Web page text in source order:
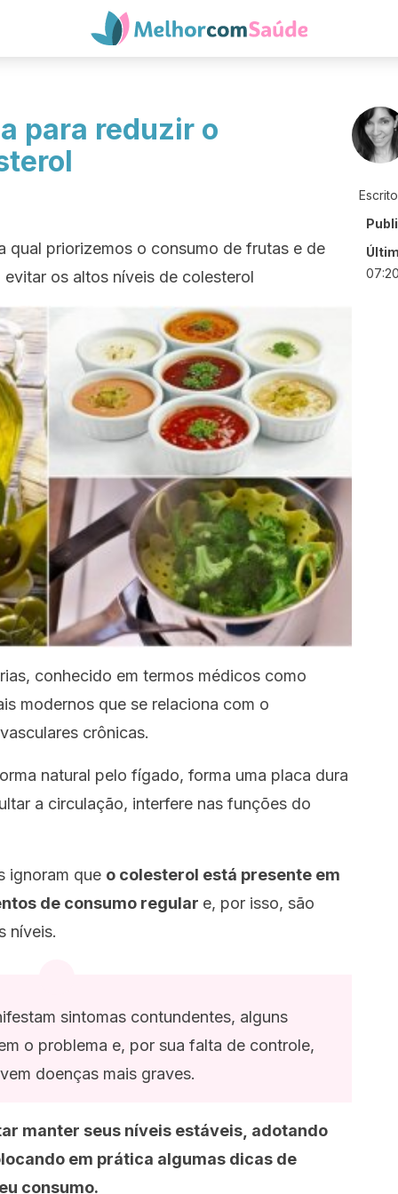
para reduzir o
qual priorizemos o consumo de frutas e de
os altos níveis de colesterol
conhecido em termos médicos como
modernos que se relaciona com o
crônicas.
natural pelo fígado, forma uma placa dura
a circulação, interfere nas funções do
ignoram que o colesterol está presente em
de consumo regular e, por isso, são
níveis.
sintomas contundentes, alguns
o problema e, por sua falta de controle,
doenças mais graves.
manter seus níveis estáveis, adotando
em prática algumas dicas de
consumo.